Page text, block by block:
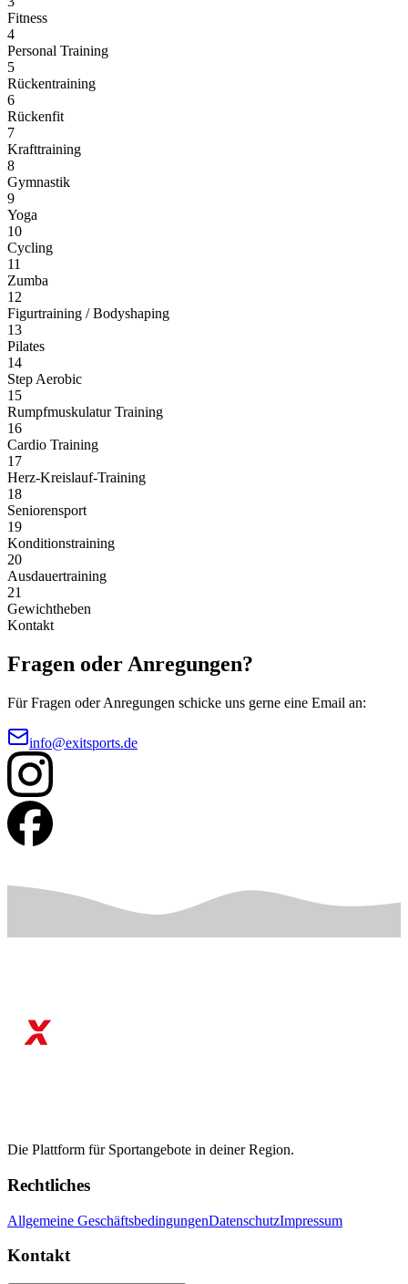
Fitness
4
Personal Training
5
Rückentraining
6
Rückenfit
7
Krafttraining
8
Gymnastik
9
Yoga
10
Cycling
11
Zumba
12
Figurtraining / Bodyshaping
13
Pilates
14
Step Aerobic
15
Rumpfmuskulatur Training
16
Cardio Training
17
Herz-Kreislauf-Training
18
Seniorensport
19
Konditionstraining
20
Ausdauertraining
21
Gewichtheben
Kontakt
Fragen oder Anregungen?
Für Fragen oder Anregungen schicke uns gerne eine Email an:
info@exitsports.de
Die Plattform für Sportangebote in deiner Region.
Rechtliches
Allgemeine GeschäftsbedingungenDatenschutzImpressum
Kontakt